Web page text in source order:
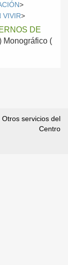
>
VIVIR>
DE
Monográfico (
Otros servicios del
Centro